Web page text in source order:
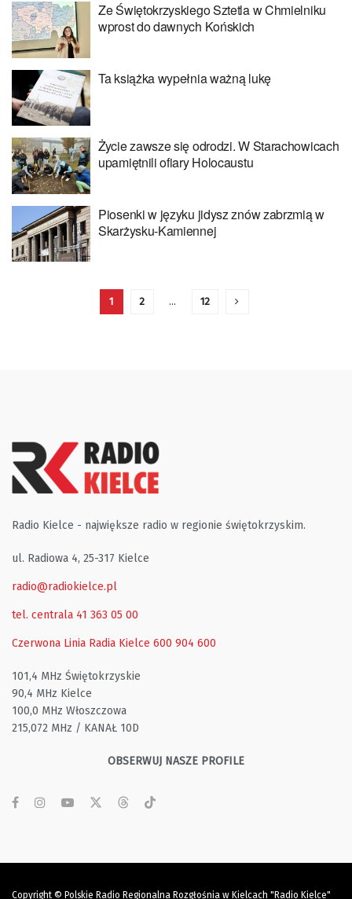
Ze Świętokrzyskiego Sztetla w Chmielniku
wprost do dawnych Końskich
Ta książka wypełnia ważną lukę
Życie zawsze się odrodzi. W Starachowicach
upamiętnili ofiary Holocaustu
Piosenki w języku jidysz znów zabrzmią w
Skarżysku-Kamiennej
1 2 … 12
Radio Kielce - największe radio w regionie świętokrzyskim.
ul. Radiowa 4, 25-317 Kielce
radio@radiokielce.pl
tel. centrala 41 363 05 00
Czerwona Linia Radia Kielce 600 904 600
101,4 MHz Świętokrzyskie
90,4 MHz Kielce
100,0 MHz Włoszczowa
215,072 MHz / KANAŁ 10D
OBSERWUJ NASZE PROFILE
Copyright © Polskie Radio Regionalna Rozgłośnia w Kielcach "Radio Kielce"